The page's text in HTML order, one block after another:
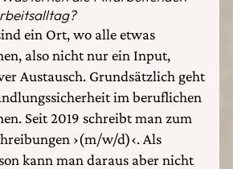
ein Ort, wo alle etwas
also nicht nur ein Input,
Austausch. Grundsätzlich geht
im beruflichen
Seit 2019 schreibt man zum
›(m/w/d)‹. Als
kann man daraus aber nicht